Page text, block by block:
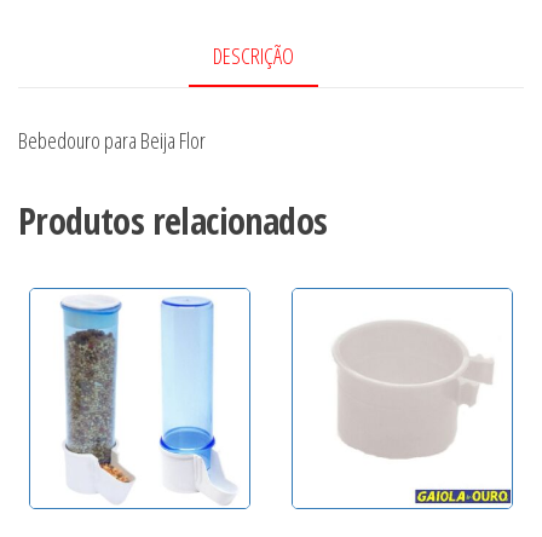
DESCRIÇÃO
Bebedouro para Beija Flor
Produtos relacionados